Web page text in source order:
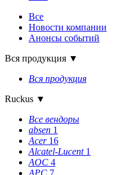
Все
Новости компании
Анонсы событий
Вся продукция ▼
Вся продукция
Ruckus ▼
Все вендоры
absen 1
Acer 16
Alcatel-Lucent 1
AOC 4